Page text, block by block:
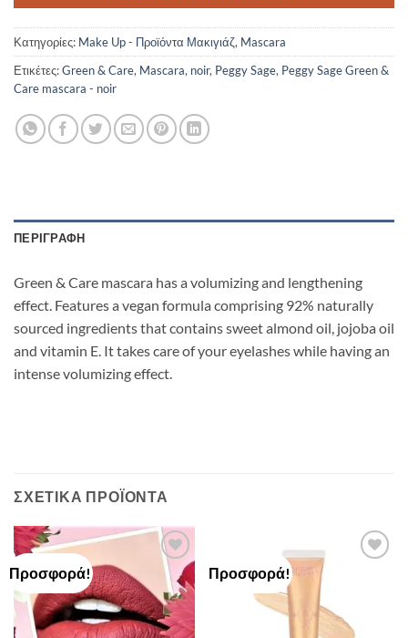
Κατηγορίες: Make Up - Προϊόντα Μακιγιάζ, Mascara
Ετικέτες:Green & Care, Mascara, noir, Peggy Sage, Peggy Sage Green &
Care mascara - noir
ΠΕΡΙΓΡΑΦΉ
Green & Care mascara has a volumizing and lengthening
effect. ​Features a vegan formula comprising 92% naturally
sourced ingredients that contains sweet almond oil, jojoba oil
and vitamin E. It takes care of your eyelashes while having an
intense volumizing effect.
ΣΧΕΤΙΚΆ ΠΡΟΪΌΝΤΑ
Προσφορά!
Add to
Wishlist
Προσφορά!